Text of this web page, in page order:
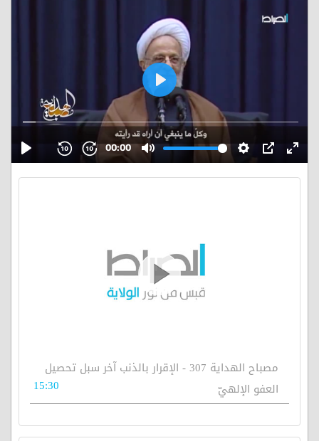
مصباح الهداية 307 - الإقرار بالذنب آخر سبل تحصيل
العفو الإلهيّ
15:30